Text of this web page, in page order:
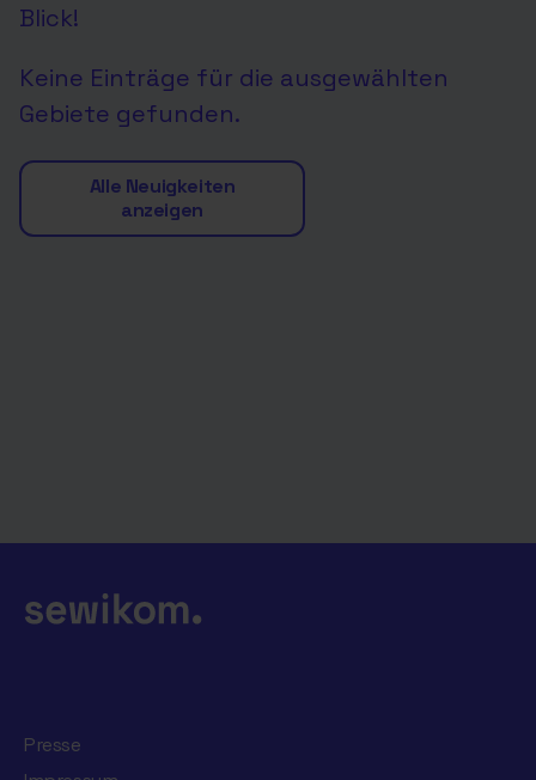
Blick!
Keine Einträge für die ausgewählten
Gebiete gefunden.
Alle Neuigkeiten
anzeigen
Presse